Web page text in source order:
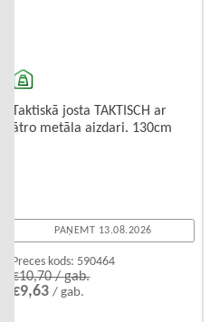
Taktiskā josta TAKTISCH ar
ātro metāla aizdari. 130cm
PAŅEMT 13.08.2026
Preces kods: 590464
€10,70 / gab.
€9,63/ gab.